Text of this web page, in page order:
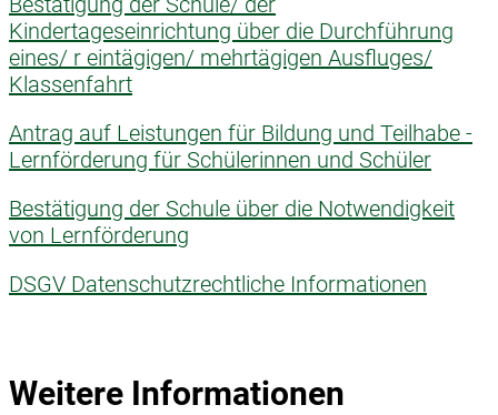
Kindertageseinrichtung über die Durchführung
eines/ r eintägigen/ mehrtägigen Ausfluges/
Klassenfahrt
Antrag auf Leistungen für Bildung und Teilhabe -
Lernförderung für Schülerinnen und Schüler
Bestätigung der Schule über die Notwendigkeit
von Lernförderung
DSGV Datenschutzrechtliche Informationen
Weitere Informationen